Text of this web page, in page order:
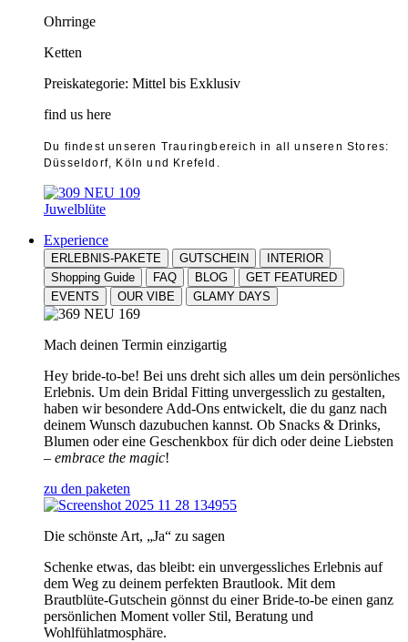
Ohrringe
Ketten
Preiskategorie: Mittel bis Exklusiv
find us here
Du findest unseren Trauringbereich in all unseren Stores:
Düsseldorf, Köln und Krefeld.
Juwelblüte
Experience
ERLEBNIS-PAKETE GUTSCHEIN
INTERIOR
Shopping Guide
FAQ BLOG
GET FEATURED
EVENTS
OUR VIBE GLAMY DAYS
Mach deinen Termin einzigartig
Hey bride-to-be! Bei uns dreht sich alles um dein persönliches
Erlebnis. Um dein Bridal Fitting unvergesslich zu gestalten,
haben wir besondere Add-Ons entwickelt, die du ganz nach
deinem Wunsch dazubuchen kannst. Ob Snacks & Drinks,
Blumen oder eine Geschenkbox für dich oder deine Liebsten
– embrace the magic!
zu den paketen
Die schönste Art, „Ja“ zu sagen
Schenke etwas, das bleibt: ein unvergessliches Erlebnis auf
dem Weg zu deinem perfekten Brautlook. Mit dem
Brautblüte-Gutschein gönnst du einer Bride-to-be einen ganz
persönlichen Moment voller Stil, Beratung und
Wohlfühlatmosphäre.